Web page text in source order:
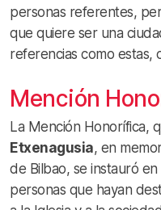
personas referentes,
que quiere ser una
referencias como estas,
Mención
La Mención Honorífica,
Etxenagusia, en
de Bilbao, se instauró
personas que hayan